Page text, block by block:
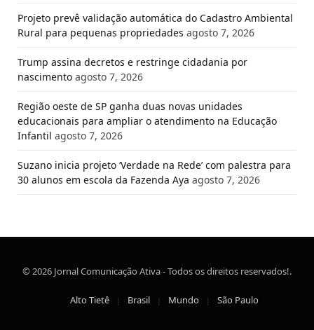
Projeto prevê validação automática do Cadastro Ambiental
Rural para pequenas propriedades agosto 7, 2026
Trump assina decretos e restringe cidadania por
nascimento agosto 7, 2026
Região oeste de SP ganha duas novas unidades
educacionais para ampliar o atendimento na Educação
Infantil agosto 7, 2026
Suzano inicia projeto ‘Verdade na Rede’ com palestra para
30 alunos em escola da Fazenda Aya agosto 7, 2026
© 2026 Jornal Comunicação Ativa - Todos os direitos reservados!.
Alto Tietê Brasil Mundo São Paulo